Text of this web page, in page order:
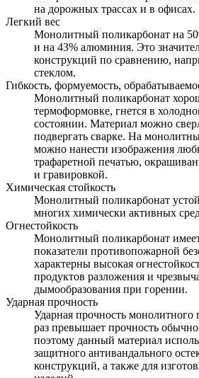
на дорожных трассах и в офисах.
Легкий вес
Монолитный поликарбонат на
и на 43% алюминия. Это
конструкций по сравнению,
стеклом.
Гибкость, формуемость,
Монолитный поликарбонат
термоформовке, гнется в
состоянии. Материал можно
подвергать сварке. На
можно нанести изображения
трафаретной печатью,
и гравировкой.
Химическая стойкость
Монолитный поликарбонат
многих химически активных
Огнестойкость
Монолитный поликарбонат
показатели противопожарной
характерны высокая
продуктов разложения и
дымообразования при горении.
Ударная прочность
Ударная прочность монолитного
раз превышает прочность
поэтому данный материал
защитного антивандального
конструкций, а также для